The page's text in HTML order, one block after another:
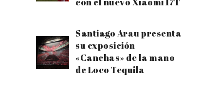
Santiago Arau presenta
su exposición
«Canchas» de la mano
de Loco Tequila